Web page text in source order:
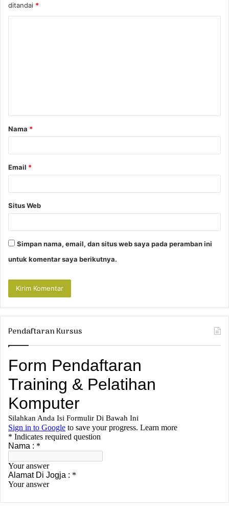
ditandai *
a
r
Nama *
Email *
Situs Web
Simpan nama, email, dan situs web saya pada peramban ini
untuk komentar saya berikutnya.
Pendaftaran Kursus